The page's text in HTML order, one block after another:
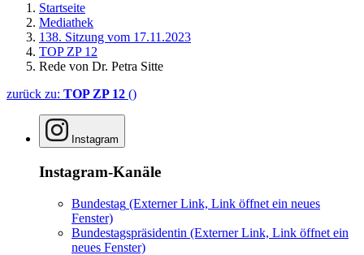
Startseite
Mediathek
138. Sitzung vom 17.11.2023
TOP ZP 12
Rede von Dr. Petra Sitte
zurück zu: TOP ZP 12 ()
Instagram
Instagram-Kanäle
Bundestag (Externer Link, Link öffnet ein neues
Fenster)
Bundestagspräsidentin (Externer Link, Link öffnet ein
neues Fenster)